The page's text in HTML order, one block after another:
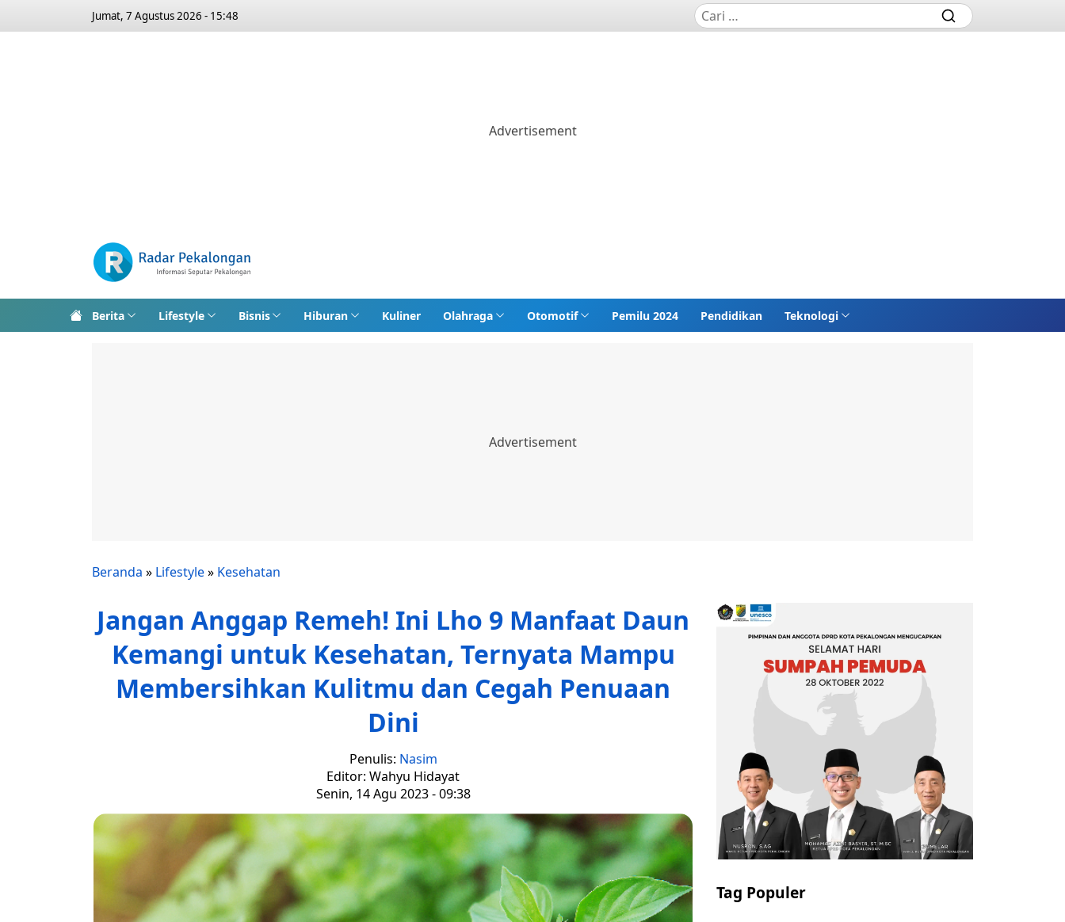
Jumat, 7 Agustus 2026 - 15:48
Berita Lifestyle Bisnis Hiburan Kuliner Olahraga Otomotif Pemilu 2024 Pendidikan Teknologi
Beranda » Lifestyle» Kesehatan
Jangan Anggap Remeh! Ini Lho 9 Manfaat Daun
Kemangi untuk Kesehatan, Ternyata Mampu
Membersihkan Kulitmu dan Cegah Penuaan
Dini
Penulis: Nasim
Editor: Wahyu Hidayat
Senin, 14 Agu 2023 - 09:38
Tag Populer